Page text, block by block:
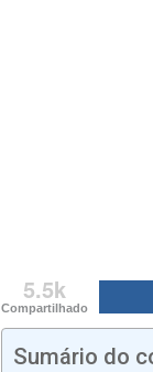
5.5k
Compartilhado
Sumário do